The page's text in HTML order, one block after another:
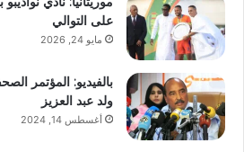
على التوالي
مايو 24, 2026
بالفيديو: المؤتمر
ولد عبد العزيز
أغسطس 14, 2024